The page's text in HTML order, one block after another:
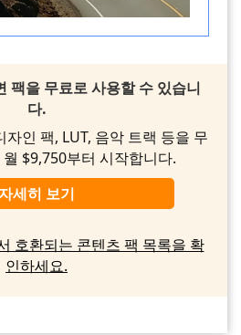
팩을 무료로 사용할 수 있습니
다.
인 팩, LUT, 음악 트랙 등을 무
$9,750부터 시작합니다.
세히 보기
호환되는 콘텐츠 팩 목록을 확
인하세요.